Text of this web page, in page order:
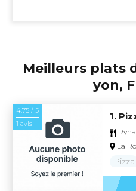
Meilleurs plats
yon,
4.75 / 5
1 avis
1.
La
Pizza